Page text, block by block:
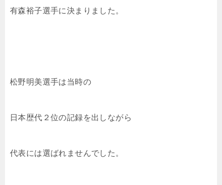
有森裕子選手に決まりました。
松野明美選手は当時の
日本歴代２位の記録を出しながら
代表には選ばれませんでした。